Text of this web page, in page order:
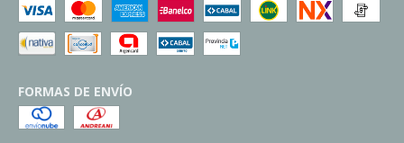
FORMAS DE ENVÍO